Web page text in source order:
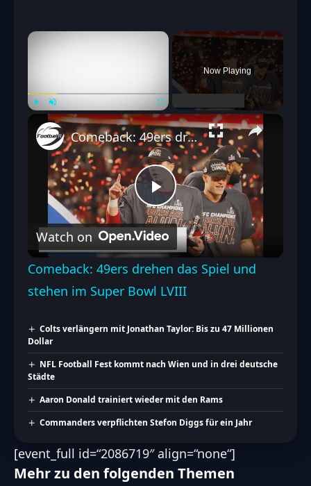
×
Unmute Fullscreen
Now Playing
Play
Video
Comeback: 49ers drehen das Spiel und stehen im Super Bowl LVIII
Watch on
Comeback: 49ers drehen das Spiel und
stehen im Super Bowl LVIII
Colts verlängern mit Jonathan Taylor: Bis zu 47 Millionen
Dollar
NFL Football Fest kommt nach Wien und in drei deutsche
Städte
Aaron Donald trainiert wieder mit den Rams
Commanders verpflichten Stefon Diggs für ein Jahr
[event_full id=“2086719″ align=“none“]
Mehr zu den folgenden Themen